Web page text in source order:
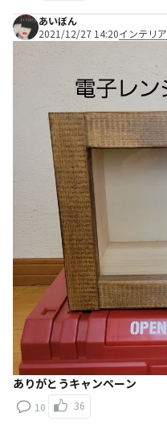
あいぼん
2021/12/27 14:20インテリア
ありがとうキャンペーン
10 36